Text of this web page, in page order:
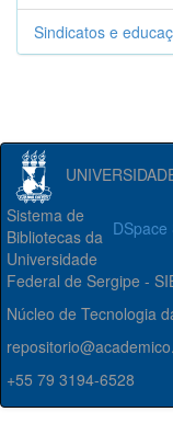
Sindicatos e
DSpace
Sistema de
Bibliotecas da
Universidade
Federal de Sergipe -
Núcleo de Tecnologia
+55 79 3194-6528